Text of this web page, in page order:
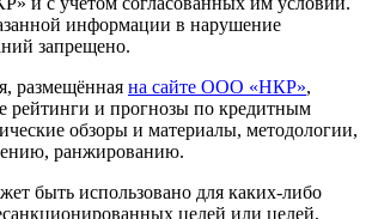
информации в нарушение
запрещено.
размещённая на сайте ООО «НКР»,
рейтинги и прогнозы по кредитным
обзоры и материалы, методологии,
ранжированию.
быть использовано для каких-либо
целей или целей,